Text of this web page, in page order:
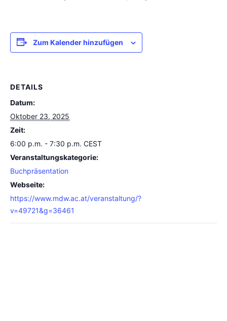
Zum Kalender hinzufügen
DETAILS
Datum:
Oktober 23, 2025
Zeit:
6:00 p.m. - 7:30 p.m. CEST
Veranstaltungskategorie:
Buchpräsentation
Webseite:
https://www.mdw.ac.at/veranstaltung/?
v=49721&g=36461